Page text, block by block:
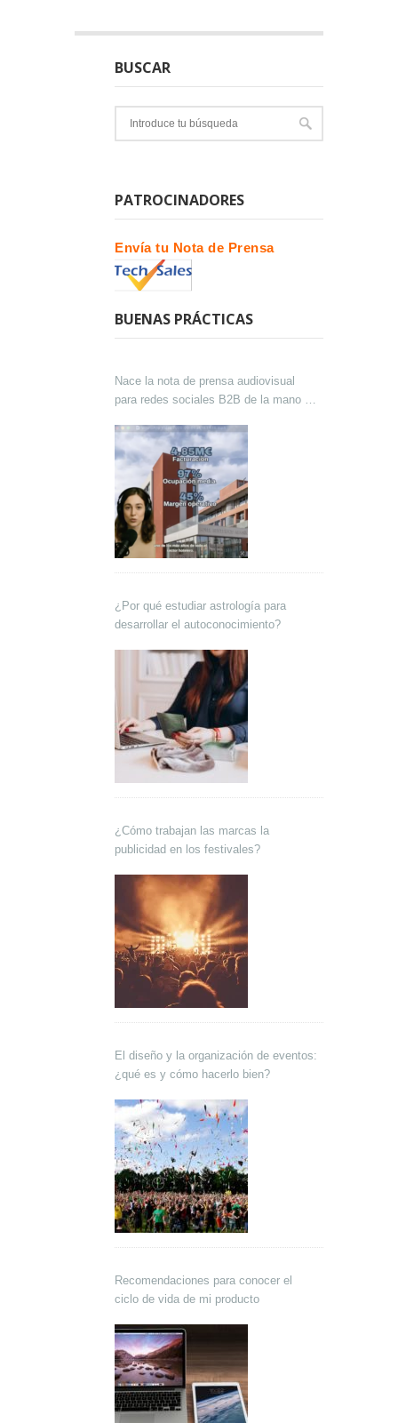
BUSCAR
PATROCINADORES
Envía tu Nota de Prensa
BUENAS PRÁCTICAS
Nace la nota de prensa audiovisual
para redes sociales B2B de la mano de
¿Por qué estudiar astrología para
desarrollar el autoconocimiento?
¿Cómo trabajan las marcas la
publicidad en los festivales?
El diseño y la organización de eventos:
¿qué es y cómo hacerlo bien?
Recomendaciones para conocer el
ciclo de vida de mi producto